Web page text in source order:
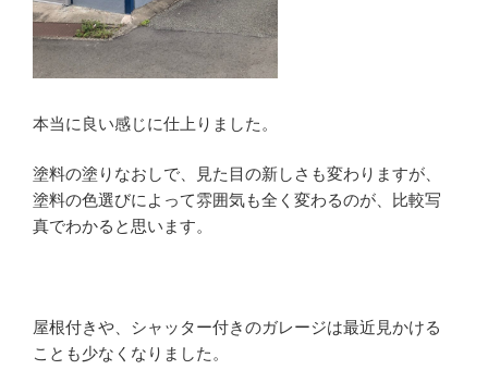
本当に良い感じに仕上りました。
塗料の塗りなおしで、見た目の新しさも変わりますが、
塗料の色選びによって雰囲気も全く変わるのが、比較写
真でわかると思います。
屋根付きや、シャッター付きのガレージは最近見かける
ことも少なくなりました。